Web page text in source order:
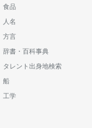
食品
人名
方言
辞書・百科事典
タレント出身地検索
船
工学